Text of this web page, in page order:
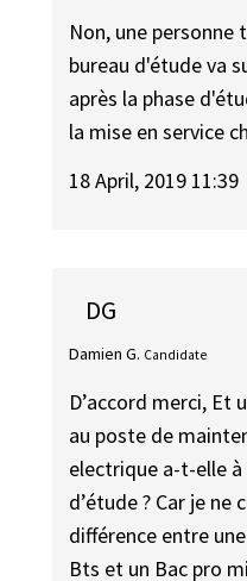
Non, une personne
bureau d'étude va
après la phase
la mise en service
18 April, 2019 11:39
DG
Damien G. Candidate
D’accord merci, Et
au poste de
electrique a-t-elle
d’étude ? Car je ne
différence entre
Bts et un Bac pro